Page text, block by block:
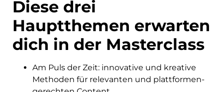
Diese drei
Hauptthemen erwarten
dich in der Masterclass
Am Puls der Zeit: innovative und kreative
Methoden für relevanten und plattformen-